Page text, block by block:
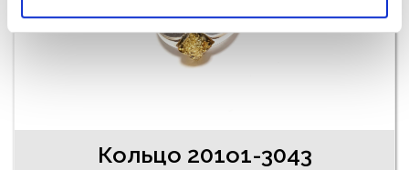
Кольцо 201o1-3043